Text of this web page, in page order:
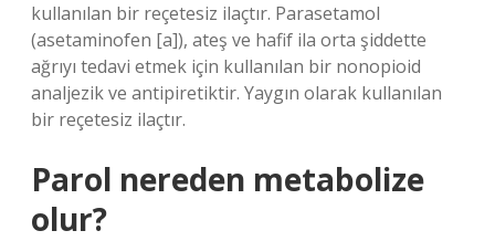
kullanılan bir reçetesiz ilaçtır. Parasetamol
(asetaminofen [a]), ateş ve hafif ila orta şiddette
ağrıyı tedavi etmek için kullanılan bir nonopioid
analjezik ve antipiretiktir. Yaygın olarak kullanılan
bir reçetesiz ilaçtır.
Parol nereden metabolize
olur?